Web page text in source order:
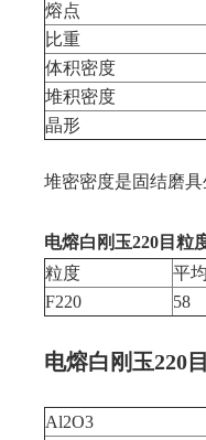
熔点
比重
体积密度
堆积密度
晶形
堆密密度是固结磨
电熔白刚玉220目粒
粒度
平
F220
58
电熔白刚玉220
Al2O3